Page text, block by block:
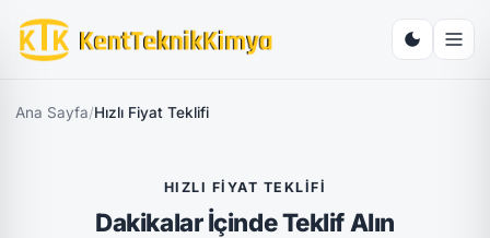
Ana Sayfa/Hızlı Fiyat Teklifi
HIZLI FIYAT TEKLIFI
Dakikalar İçinde Teklif Alın